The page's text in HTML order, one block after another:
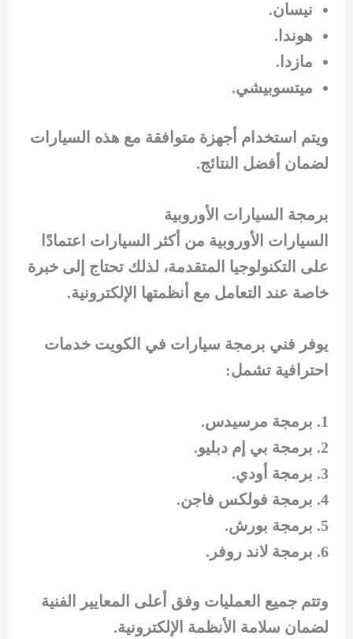
نيسان.
هوندا.
مازدا.
ميتسوبيشي.
ويتم استخدام أجهزة متوافقة مع هذه السيارات
لضمان أفضل النتائج.
برمجة السيارات الأوروبية
السيارات الأوروبية من أكثر السيارات اعتمادًا
على التكنولوجيا المتقدمة، لذلك تحتاج إلى خبرة
خاصة عند التعامل مع أنظمتها الإلكترونية.
يوفر فني برمجة سيارات في الكويت خدمات
احترافية تشمل:
برمجة مرسيدس.
برمجة بي إم دبليو.
برمجة أودي.
برمجة فولكس فاجن.
برمجة بورش.
برمجة لاند روفر.
وتتم جميع العمليات وفق أعلى المعايير الفنية
لضمان سلامة الأنظمة الإلكترونية.